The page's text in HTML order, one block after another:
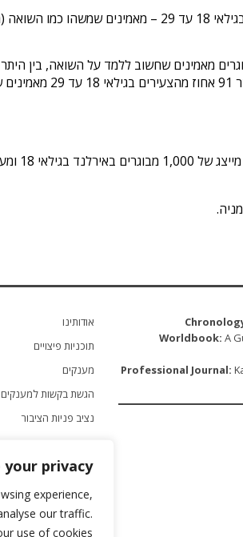
your privacy
experience,
our traffic.
use of cookies.
מספר גבוה ומדאיג של מבוגרים אירים – 64 אחוזים מכלל המבוגרים ו-69
מאמינים שיש ללמד על השואה
אודותינו
תוכניות פיצויים
מענקים
הגשת בקשות למענקים
נציב פניות הציבור
הצהרת נגישות
משא ומתן
הארגון היורש
Worldbook: A
Professional Journal: